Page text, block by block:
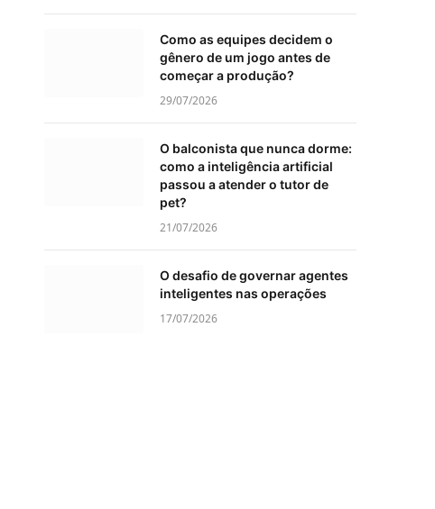
Como as equipes decidem o
gênero de um jogo antes de
começar a produção?
29/07/2026
O balconista que nunca dorme:
como a inteligência artificial
passou a atender o tutor de
pet?
21/07/2026
O desafio de governar agentes
inteligentes nas operações
17/07/2026